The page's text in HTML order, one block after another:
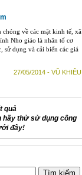
về các mặt kinh tế, xã
Nho giáo là nhân tố cơ
sử dụng và cải biến các giá
27/05/2014 - VŨ KHIÊU
quả
hãy thử sử dụng công
đây!